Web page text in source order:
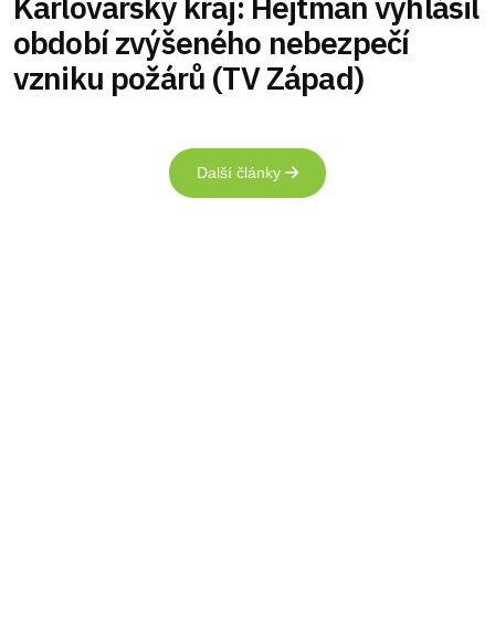
období zvýšeného nebezpečí
vzniku požárů (TV Západ)
Další články